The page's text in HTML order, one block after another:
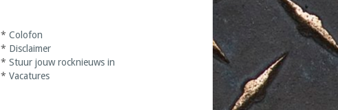
*Colofon
* Disclaimer
*Stuur jouw rocknieuws in
*Vacatures